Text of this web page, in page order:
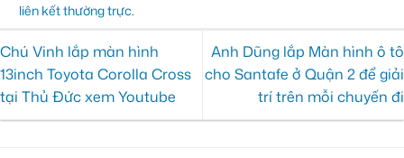
liên kết thường trực
Chú Vinh lắp màn hình
13inch Toyota Corolla Cross
tại Thủ Đức xem Youtube
Anh Dũng lắp Màn hình ô tô
cho Santafe ở Quận 2 để giải
trí trên mỗi chuyến đi